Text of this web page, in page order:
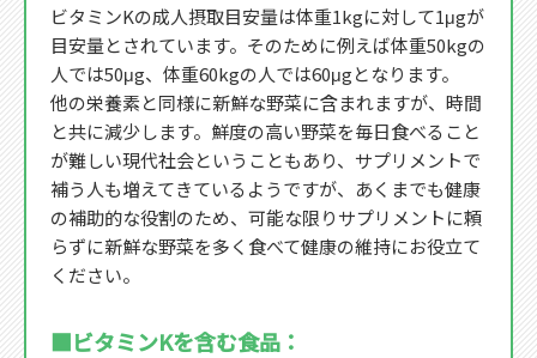
ビタミンKの成人摂取目安量は体重1kgに対して1μgが
目安量とされています。そのために例えば体重50kgの
人では50μg、体重60kgの人では60μgとなります。
他の栄養素と同様に新鮮な野菜に含まれますが、時間
と共に減少します。鮮度の高い野菜を毎日食べること
が難しい現代社会ということもあり、サプリメントで
補う人も増えてきているようですが、あくまでも健康
の補助的な役割のため、可能な限りサプリメントに頼
らずに新鮮な野菜を多く食べて健康の維持にお役立て
ください。
■ビタミンKを含む食品：